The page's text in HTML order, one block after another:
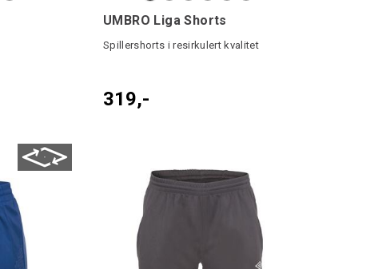
UMBRO Liga Shorts
Spillershorts i resirkulert kvalitet
319,-